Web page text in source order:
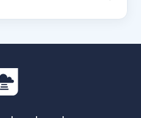
Excel